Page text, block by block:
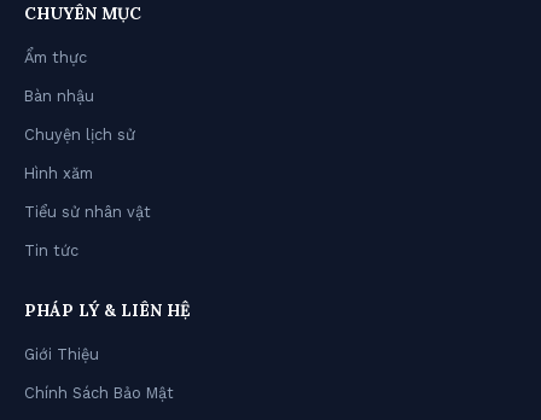
CHUYÊN MỤC
Ẩm thực
Bàn nhậu
Chuyện lịch sử
Hình xăm
Tiểu sử nhân vật
Tin tức
PHÁP LÝ & LIÊN HỆ
Giới Thiệu
Chính Sách Bảo Mật